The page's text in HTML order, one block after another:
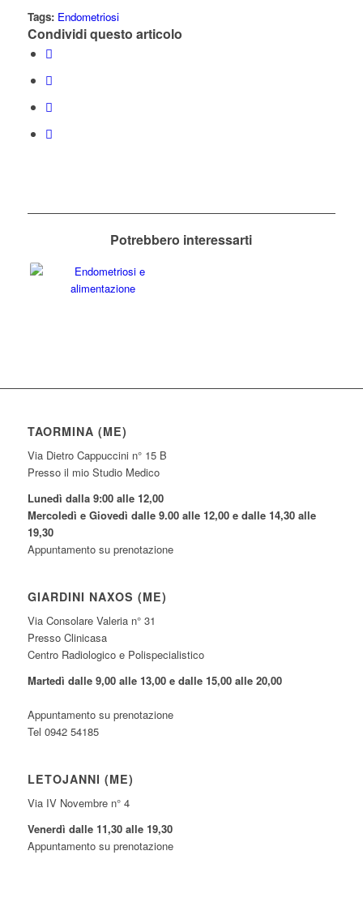
Tags: Endometriosi
Condividi questo articolo
Potrebbero interessarti
TAORMINA (ME)
Via Dietro Cappuccini n° 15 B
Presso il mio Studio Medico
Lunedì dalla 9:00 alle 12,00
Mercoledì e Giovedì dalle 9.00 alle 12,00 e dalle 14,30 alle
19,30
Appuntamento su prenotazione
GIARDINI NAXOS (ME)
Via Consolare Valeria n° 31
Presso Clinicasa
Centro Radiologico e Polispecialistico
Martedì dalle 9,00 alle 13,00 e dalle 15,00 alle 20,00
Appuntamento su prenotazione
Tel 0942 54185
LETOJANNI (ME)
Via IV Novembre n° 4
Venerdì dalle 11,30 alle 19,30
Appuntamento su prenotazione